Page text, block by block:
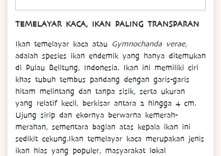
TEMELAYAR KACA, IKAN PALING TRANSPARAN
Ikan temelayar kaca atau Gymnochanda verae,
adalah spesies ikan endemik yang hanya ditemukan
di Pulau Belitung, Indonesia. Ikan ini memiliki ciri
khas tubuh tembus pandang dengan garis-garis
hitam melintang dan tanpa sisik, serta ukuran
yang relatif kecil, berkisar antara 2 hingga 4 cm.
Ujung sirip dan ekornya berwarna kemerah-
merahan, sementara bagian atas kepala ikan ini
sedikit cekung.Ikan temelayar kaca merupakan jenis
ikan hias yang populer, masyarakat lokal